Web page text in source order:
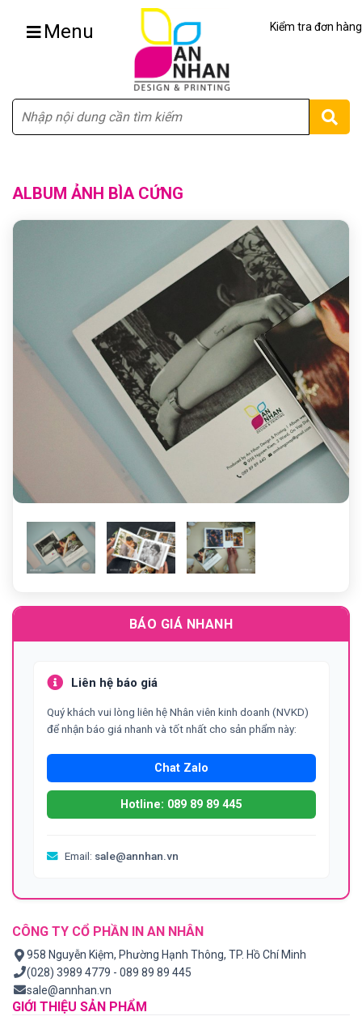
Menu Kiểm tra đơn hàng
ALBUM ẢNH BÌA CỨNG
Previous
BÁO GIÁ NHANH
Liên hệ báo giá
Quý khách vui lòng liên hệ Nhân viên kinh doanh (NVKD)
để nhận báo giá nhanh và tốt nhất cho sản phẩm này:
Chat Zalo
Hotline: 089 89 89 445
Email: sale@annhan.vn
CÔNG TY CỔ PHẦN IN AN NHÂN
958 Nguyễn Kiệm, Phường Hạnh Thông, TP. Hồ Chí Minh
(028) 3989 4779 - 089 89 89 445
sale@annhan.vn
GIỚI THIỆU SẢN PHẨM